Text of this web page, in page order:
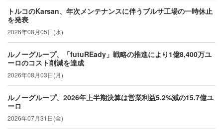
トルコのKarsan、年次メンテナンスに伴うブルサ工場の一時休止
を発表
2026年08月05日(水)
ルノーグループ、「futuREady」戦略の推進により1億8,400万ユ
ーロのコスト削減を達成
2026年08月03日(月)
ルノーグループ、2026年上半期決算は営業利益5.2%減の15.7億ユ
ーロ
2026年07月31日(金)